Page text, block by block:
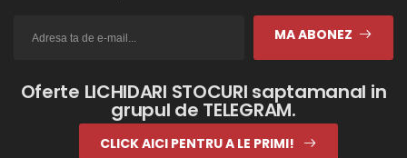
MA ABONEZ
Oferte LICHIDARI STOCURI saptamanal in
grupul de TELEGRAM.
CLICK AICI PENTRU A LE PRIMI!